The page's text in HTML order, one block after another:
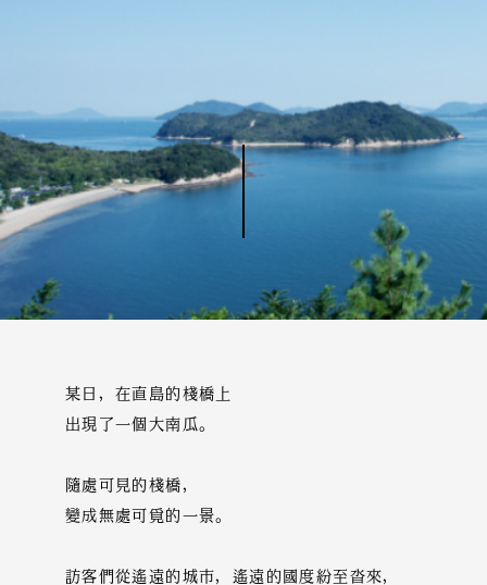
某日，在直島的棧橋上
出現了一個大南瓜。
隨處可見的棧橋，
變成無處可覓的一景。
訪客們從遙遠的城市，遙遠的國度紛至沓來，